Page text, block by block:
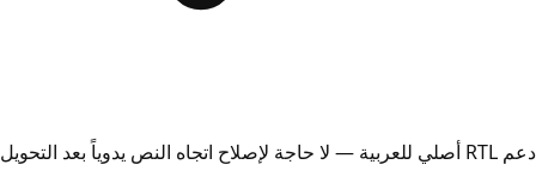
دعم RTL أصلي للعربية — لا حاجة لإصلاح اتجاه النص يدوياً بعد التحويل